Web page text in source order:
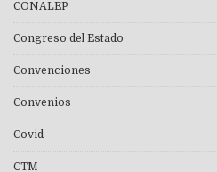
CONALEP
Congreso del Estado
Convenciones
Convenios
Covid
CTM